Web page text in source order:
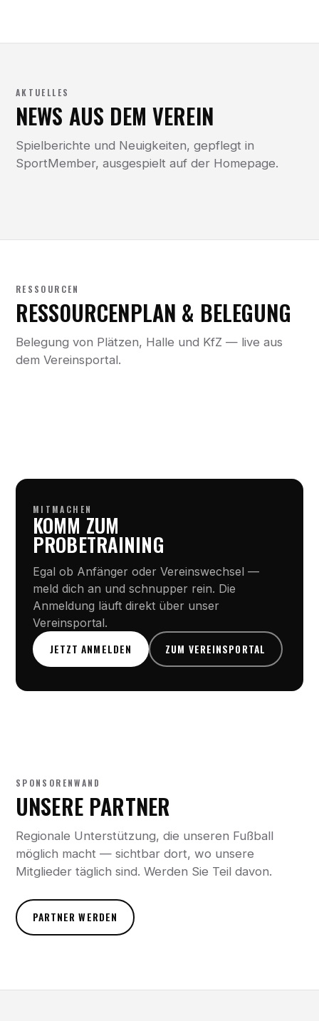
AKTUELLES
NEWS AUS DEM VEREIN
Spielberichte und Neuigkeiten, gepflegt in
SportMember, ausgespielt auf der Homepage.
RESSOURCEN
RESSOURCENPLAN & BELEGUNG
Belegung von Plätzen, Halle und KfZ — live aus
dem Vereinsportal.
MITMACHEN
KOMM ZUM
PROBETRAINING
Egal ob Anfänger oder Vereinswechsel —
meld dich an und schnupper rein. Die
Anmeldung läuft direkt über unser
Vereinsportal.
JETZT ANMELDEN
ZUM VEREINSPORTAL
SPONSORENWAND
UNSERE PARTNER
Regionale Unterstützung, die unseren Fußball
möglich macht — sichtbar dort, wo unsere
Mitglieder täglich sind. Werden Sie Teil davon.
PARTNER WERDEN